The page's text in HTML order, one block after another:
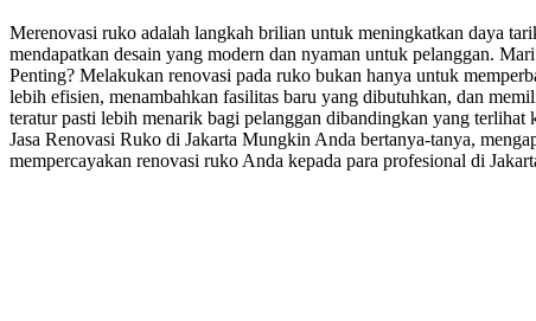
Merenovasi ruko adalah langkah brilian untuk meningkatkan daya
mendapatkan desain yang modern dan nyaman untuk pelanggan.
Penting? Melakukan renovasi pada ruko bukan hanya untuk
lebih efisien, menambahkan fasilitas baru yang dibutuhkan, dan
teratur pasti lebih menarik bagi pelanggan dibandingkan yang
Jasa Renovasi Ruko di Jakarta Mungkin Anda bertanya-tanya,
mempercayakan renovasi ruko Anda kepada para profesional di